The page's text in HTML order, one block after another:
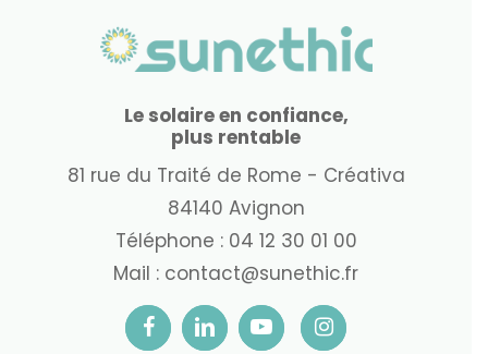
Le solaire en confiance,
plus rentable
81 rue du Traité de Rome - Créativa
84140 Avignon
Téléphone : 04 12 30 01 00
Mail : contact@sunethic.fr